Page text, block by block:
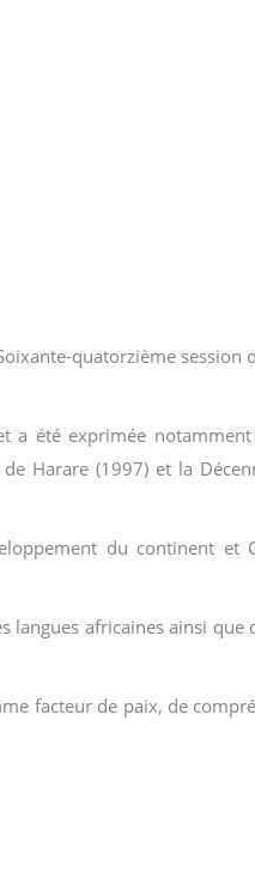
quatorzième
été exprimée
Harare (1997) et la
du continent et
africaines ainsi que
facteur de paix, de